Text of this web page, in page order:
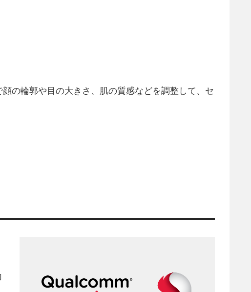
の輪郭や目の大きさ、肌の質感などを調整して、セ